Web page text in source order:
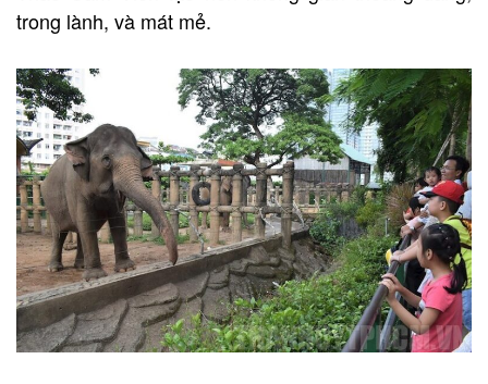
trong lành, và mát mẻ.